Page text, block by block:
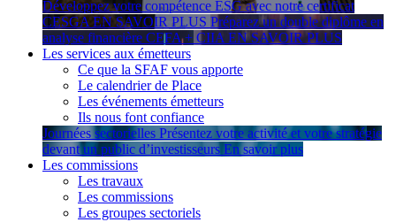
Développez votre compétence ESG avec notre certificat
CESGA EN SAVOIR PLUS Préparez un double diplôme en
analyse financière CEFA + CIIA EN SAVOIR PLUS
Les services aux émetteurs
Ce que la SFAF vous apporte
Le calendrier de Place
Les événements émetteurs
Ils nous font confiance
Journées sectorielles Présentez votre activité et votre stratégie
devant un public d’investisseurs En savoir plus
Les commissions
Les travaux
Les commissions
Les groupes sectoriels